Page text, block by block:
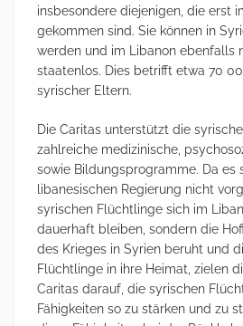
insbesondere diejenigen, die erst
gekommen sind. Sie können in
werden und im Libanon ebenfalls
staatenlos. Dies betrifft etwa 70
syrischer Eltern.
Die Caritas unterstützt die
zahlreiche medizinische,
sowie Bildungsprogramme. Da es
libanesischen Regierung nicht
syrischen Flüchtlinge sich im
dauerhaft bleiben, sondern die
des Krieges in Syrien beruht und
Flüchtlinge in ihre Heimat, zielen
Caritas darauf, die syrischen
Fähigkeiten so zu stärken und zu